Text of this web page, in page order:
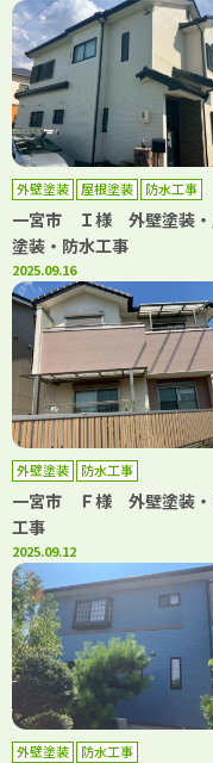
外壁塗装 屋根塗装 防水工事
一宮市 Ｉ様 外壁塗装・
塗装・防水工事
2025.09.16
外壁塗装 防水工事
一宮市 Ｆ様 外壁塗装・
工事
2025.09.12
外壁塗装 防水工事